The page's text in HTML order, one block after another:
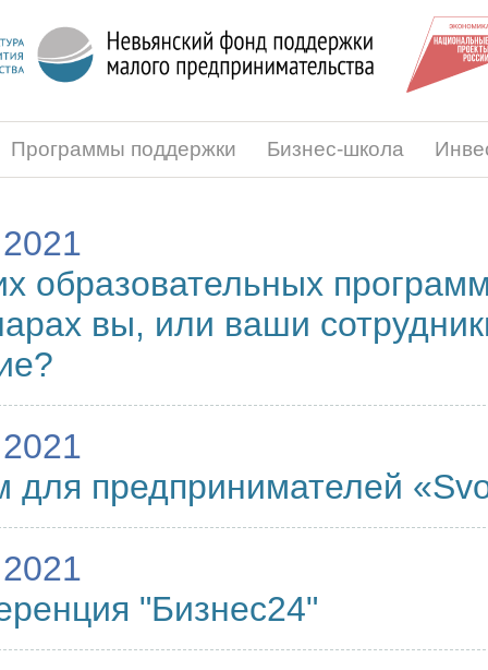
Программы поддержки Бизнес-школа
образовательных
вы, или ваши
для предпринимателей
"Бизнес24"